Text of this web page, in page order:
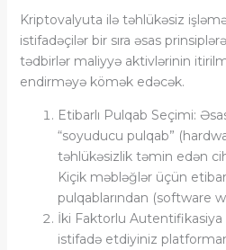
Kriptovalyuta ilə təhlükəsiz
istifadəçilər bir sıra əsas
tədbirlər maliyyə aktivlərinin
endirməyə kömək edəcək.
Etibarlı Pulqab Seçimi:
“soyuducu pulqab”
təhlükəsizlik təmin edən
Kiçik məbləğlər üçün
pulqablarından (software
İki Faktorlu Autentifikasiya
istifadə etdiyiniz